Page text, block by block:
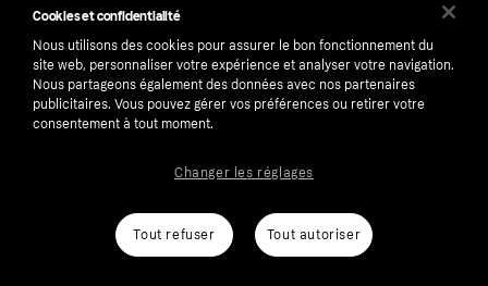
number: 556737-0431
ConditionsCookiesKlarna.com
Cookies et confidentialité
Nous utilisons des cookies pour assurer le bon fonctionnement du
site web, personnaliser votre expérience et analyser votre navigation.
Nous partageons également des données avec nos partenaires
publicitaires. Vous pouvez gérer vos préférences ou retirer votre
consentement à tout moment.
Tout refuser Tout autoriser
Changer les réglages